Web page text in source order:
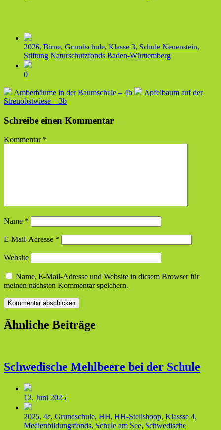
Veröffentlicht
in
2026, Birne, Grundschule, Klasse 3, Schule Neuenstein,
Stiftung Naturschutzfonds Baden-Württemberg
Kommentare
0
Vorheriger
Beitrag:
Amberbäume in der Baumschule – 4b
Nächster
Apfelbaum auf der
Streuobstwiese – 3b
Schreibe einen Kommentar
Kommentar *
Name *
E-Mail-Adresse *
Website
Name, E-Mail-Adresse und Website in diesem Browser für
meinen nächsten Kommentar speichern.
Ähnliche Beiträge
Schwedische Mehlbeere bei der Schule
Veröffentlichungsdatum
12. Juni 2025
Veröffentlicht
in
2025, 4c, Grundschule, HH, HH-Steilshoop, Klassse 4,
Medienbildungsfonds, Schule am See, Schwedische